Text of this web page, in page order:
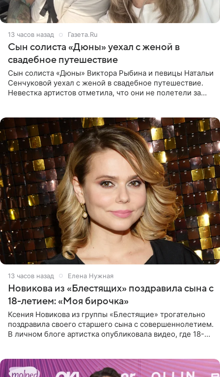
13 часов назад Газета.Ru
Сын солиста «Дюны» уехал с женой в
свадебное путешествие
Сын солиста «Дюны» Виктора Рыбина и певицы Натальи
Сенчуковой уехал с женой в свадебное путешествие.
Невестка артистов отметила, что они не полетели за
13 часов назад Елена Нужная
Новикова из «Блестящих» поздравила сына с
18-летием: «Моя бирочка»
Ксения Новикова из группы «Блестящие» трогательно
поздравила своего старшего сына с совершеннолетием.
В личном блоге артистка опубликовала видео, где 18-